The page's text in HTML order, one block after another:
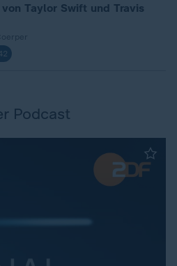
Taylor Swift und Travis
Podcast